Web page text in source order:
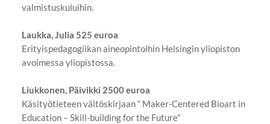
valmistuskuluihin.
Laukka, Julia 525 euroa
Erityispedagogiikan aineopintoihin Helsingin yliopiston
avoimessa yliopistossa.
Liukkonen, Päivikki 2500 euroa
Käsityötieteen väitöskirjaan “ Maker-Centered Bioart in
Education – Skill-building for the Future”